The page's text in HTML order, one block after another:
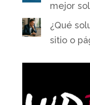
mejor
¿Qué
sitio o